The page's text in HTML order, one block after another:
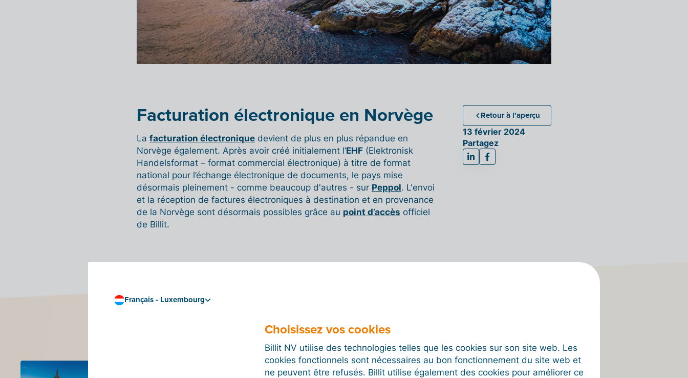
Facturation électronique en Norvège
La facturation électronique devient de plus en plus répandue en
Norvège également. Après avoir créé initialement l’EHF (Elektronisk
Handelsformat – format commercial électronique) à titre de format
national pour l’échange électronique de documents, le pays mise
désormais pleinement - comme beaucoup d'autres - sur Peppol. L'envoi
et la réception de factures électroniques à destination et en provenance
de la Norvège sont désormais possibles grâce au point d’accès officiel
de Billit.
Retour à l’aperçu
13 février 2024
Partagez
Plus d'actualités
En savoir plus
Français - Luxembourg
Choisissez vos cookies
Billit NV utilise des technologies telles que les cookies sur son site web. Les
cookies fonctionnels sont nécessaires au bon fonctionnement du site web et
ne peuvent être refusés. Billit utilise également des cookies pour améliorer ce